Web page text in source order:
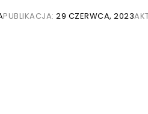
PUBLIKACJA: 29 CZERWCA, 2023